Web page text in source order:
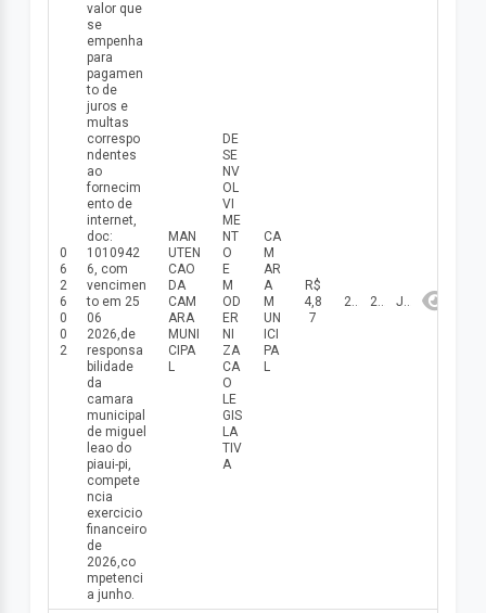
0
6
2
6
0
0
2
valor que
se
empenha
para
pagamen
to de
juros e
multas
correspo
ndentes
ao
fornecim
ento de
internet,
doc:
1010942
6, com
vencimen
to em 25
06
2026,de
responsa
bilidade
da
camara
municipal
de miguel
leao do
piaui-pi,
compete
ncia
exercicio
financeiro
de
2026,co
mpetenci
a junho.
MAN
UTEN
CAO
DA
CAM
ARA
MUNI
CIPA
L
DE
SE
NV
OL
VI
ME
NT
O
E
M
OD
ER
NI
ZA
CA
O
LE
GIS
LA
TIV
A
CA
M
AR
A
M
UN
ICI
PA
L
R$
4,8
7
26/06/2026 2026 Junho